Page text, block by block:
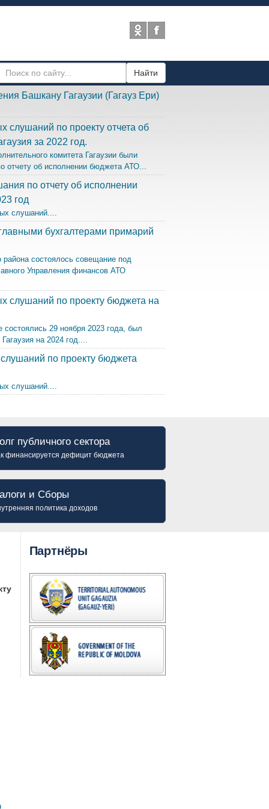
Найти
Башкану Гагаузии (Гагауз Ери)
слушаний по проекту отчета об
за 2022 год.
комитета Гагаузии были
отчету об исполнении бюджета АТО...
по отчету об исполнении
год
слушаний....
бухгалтерами примарий
состоялось совещание под
Управления финансов АТО
слушаний по проекту бюджета на
29 ноября 2023 года, был
на 2024 год....
по проекту бюджета
слушаний....
публичного сектора
финансируется дефицит бюджета
и Сборы
политика доходов
Партнёры